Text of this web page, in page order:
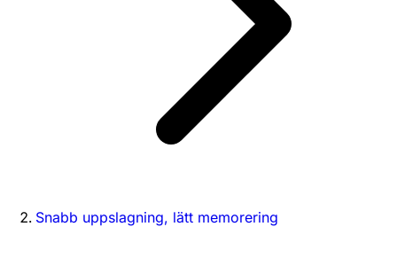
Snabb uppslagning, lätt memorering